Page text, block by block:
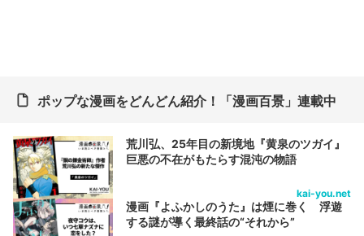
ポップな漫画をどんどん紹介！「漫画百景」連載中
荒川弘、25年目の新境地『黄泉のツガイ』
巨悪の不在がもたらす混沌の物語
kai-you.net
漫画『よふかしのうた』は煙に巻く 浮遊
する謎が導く最終話の“それから”